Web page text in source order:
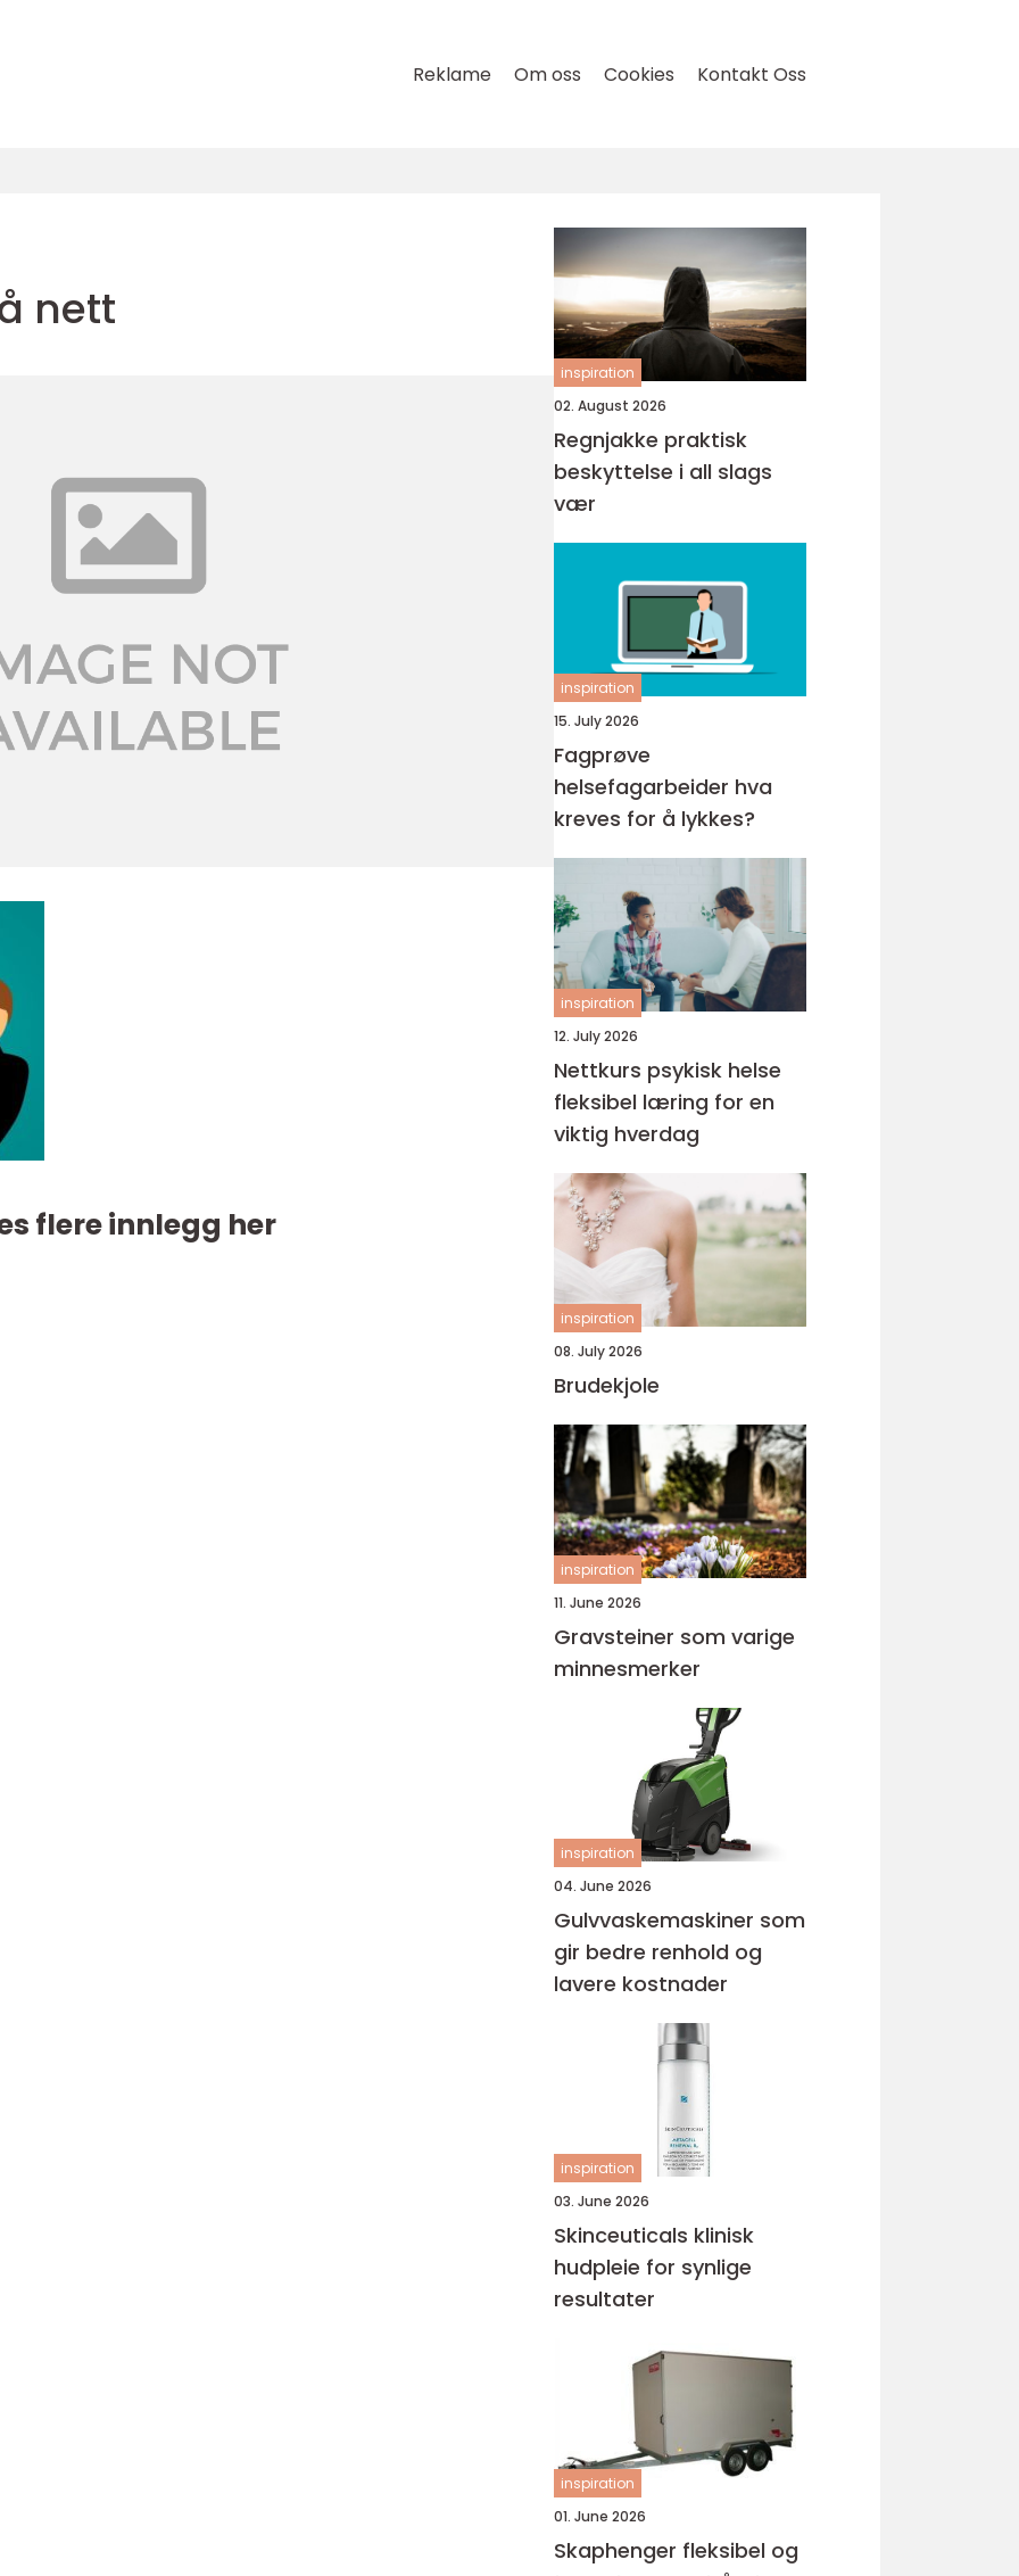
Reklame Om oss Cookies Kontakt Oss
nett
flere innlegg her
inspiration
02. August 2026
Regnjakke praktisk
beskyttelse i all slags
vær
inspiration
15. July 2026
Fagprøve
helsefagarbeider hva
kreves for å lykkes?
inspiration
12. July 2026
Nettkurs psykisk helse
fleksibel læring for en
viktig hverdag
inspiration
08. July 2026
Brudekjole
inspiration
11. June 2026
Gravsteiner som varige
minnesmerker
inspiration
04. June 2026
Gulvvaskemaskiner som
gir bedre renhold og
lavere kostnader
inspiration
03. June 2026
Skinceuticals klinisk
hudpleie for synlige
resultater
inspiration
01. June 2026
Skaphenger fleksibel og